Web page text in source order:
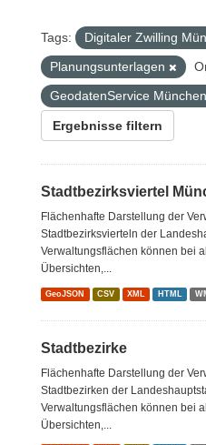
Tags: Digitaler Zwilling
Planungsunterlagen
GeodatenService München
Ergebnisse filtern
Stadtbezirksviertel
Flächenhafte Darstellung der
Stadtbezirksvierteln der
Verwaltungsflächen können bei
Übersichten,...
GeoJSON CSV XML HTML
Stadtbezirke
Flächenhafte Darstellung der
Stadtbezirken der
Verwaltungsflächen können bei
Übersichten,...